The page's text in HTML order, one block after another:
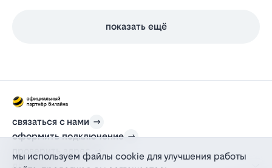
показать ещё
связаться с нами
оформить подключение
проверить адрес
для дома
мы используем файлы cookie для улучшения работы